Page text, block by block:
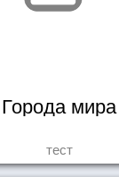
Города мира
тест